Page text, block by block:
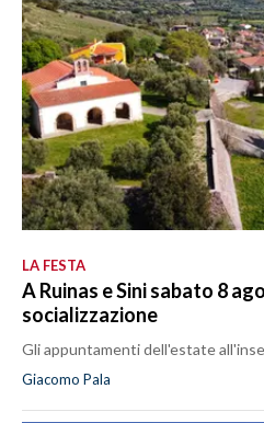
LA FESTA
A Ruinas e Sini sabato 8
socializzazione
Gli appuntamenti dell'estate
Giacomo Pala